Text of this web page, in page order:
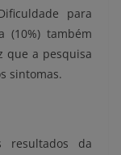
para
(10%) também
que a pesquisa
sintomas.
resultados da